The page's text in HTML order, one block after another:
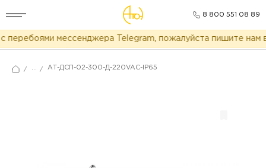
8 800 551 08 89
мессенджера Telegram, пожалуйста пишите нам в
/ ... / АТ-ДСП-02-300-Д-220VAC-IP65